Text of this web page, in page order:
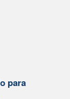
para